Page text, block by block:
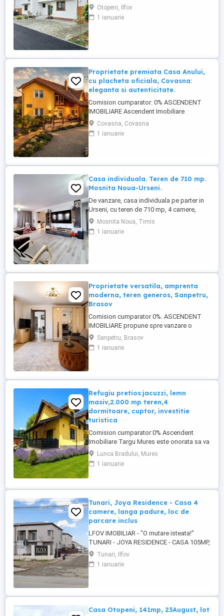
141MP, LOT 265MP, FINISAJE DE
CALITATE CU BUGET INCLUS, DRUM
PRIVAT ASFALTAT CU BARIERA, ACOPERIS
21% INCLUS - ULTIMA CASA DISPONIBILA
Otopeni, Ilfov
1 ianuarie
Proprietate premiata Casa Anului,
cu placheta oficiala, Covasna:
eleganta si autenticitate.
Comision cumparator: 0% ASCENDENT
IMOBILIARE Ascendent Imobiliare
Covasna va prezinta una dintre cele mai
reprezentative proprietati rezidentiale din
statiunea Covasna ndash; o vila care, prin
case ale orasului, devenind ...
Covasna, Covasna
1 ianuarie
Casa individuala. Teren de 710 mp.
Mosnita Noua-Urseni.
De vanzare, casa individuala pe parter in
Urseni, cu teren de 710 mp, 4 camere,
living, bucatarie, 3 dormitoare, 2 bai,
terasa inchisa, placa de beton si spatiu de
depozitare in pod, acoperis din tigla,
Mosnita Noua, Timis
1 ianuarie
Proprietate versatila, amprenta
moderna, teren generos, Sanpetru,
Brasov
Comision cumparator 0%. ASCENDENT
IMOBILIARE propune spre vanzare o
proprietate cu adevarat speciala, situata in
Sanpetru, intr-o zona foarte accesibila,
apreciata pentru liniste, infrastructura si
facilitati multiple, ...
Sanpetru, Brasov
1 ianuarie
Refugiu pretios:jacuzzi, lemn
masiv,2.000 mp teren,4
dormitoare, cuptor, investitie
turistica
Comision cumparator:0% Ascendent
Imobiliare Targu Mures este onorata sa va
prezinte spre vanzare o vila rafinata in
mijlocul naturii, situata in Lunca Bradului
ndash; o zona de poveste, incantare
Lunca Bradului, Mures
1 ianuarie
Tunari, Joya Residence - Casa 4
camere, langa padure, loc de
parcare inclus
LFOV IMOBILIAR - "O mutare isteata!"
TUNARI - JOYA RESIDENCE - CASA 105MP,
CURTE PROPRIE, LOC DE PARCARE, PRET
DE APARTAMENT CU 4 CAMERE PRET DE
LA: 148.000 EURO Asa cum v-am obisnuit
in cadrul complexului Joya Residence, ...
Tunari, Ilfov
1 ianuarie
Casa Otopeni, 141mp, 23August, lot